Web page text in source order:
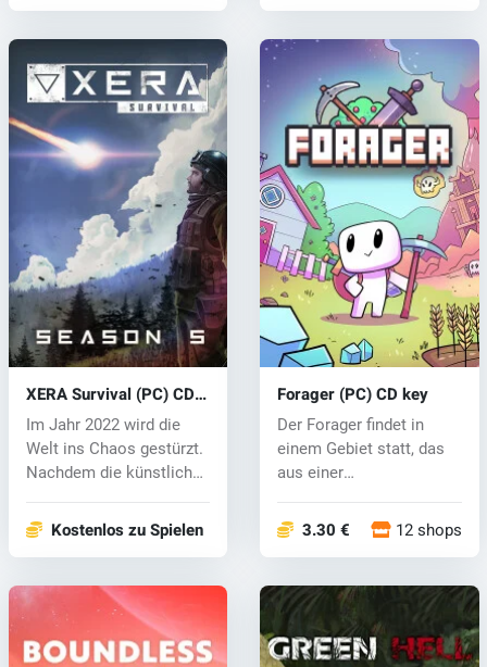
XERA Survival (PC) CD
key
Im Jahr 2022 wird die
Welt ins Chaos gestürzt.
Nachdem die künstliche
Kostenlos zu Spielen
Forager (PC) CD key
Der Forager findet in
einem Gebiet statt, das
aus einer
3.30 € 12 shops